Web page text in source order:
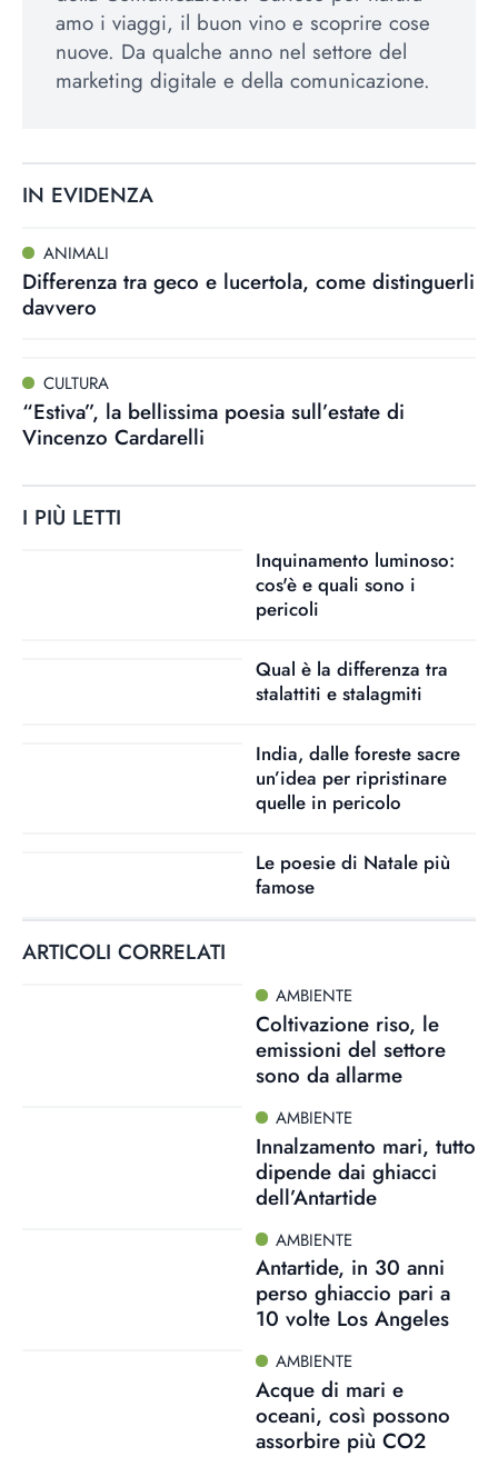
amo i viaggi, il buon vino e scoprire cose
nuove. Da qualche anno nel settore del
marketing digitale e della comunicazione.
IN EVIDENZA
ANIMALI
Differenza tra geco e lucertola, come distinguerli
davvero
CULTURA
“Estiva”, la bellissima poesia sull’estate di
Vincenzo Cardarelli
I PIÙ LETTI
Inquinamento luminoso:
cos'è e quali sono i
pericoli
Qual è la differenza tra
stalattiti e stalagmiti
India, dalle foreste sacre
un’idea per ripristinare
quelle in pericolo
Le poesie di Natale più
famose
ARTICOLI CORRELATI
AMBIENTE
Coltivazione riso, le
emissioni del settore
sono da allarme
AMBIENTE
Innalzamento mari, tutto
dipende dai ghiacci
dell’Antartide
AMBIENTE
Antartide, in 30 anni
perso ghiaccio pari a
10 volte Los Angeles
AMBIENTE
Acque di mari e
oceani, così possono
assorbire più CO2